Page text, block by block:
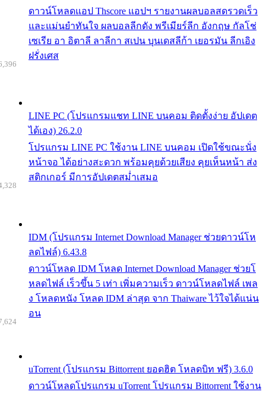
ดาวน์โหลดแอป Thscore แอปฯ รายงานผลบอลสดรวดเร็ว
และแม่นยำทันใจ ผลบอลลีกดัง พรีเมียร์ลีก อังกฤษ กัลโช่
เซเรีย อา อิตาลี ลาลีกา สเปน บุนเดสลีก้า เยอรมัน ลีกเอิง
ฝรั่งเศส
LINE PC (โปรแกรมแชท LINE บนคอม ติดตั้งง่าย อัปเดต
ได้เอง) 26.2.0
โปรแกรม LINE PC ใช้งาน LINE บนคอม เปิดใช้ขณะนั่ง
หน้าจอ ได้อย่างสะดวก พร้อมคุยด้วยเสียง คุยเห็นหน้า ส่ง
สติกเกอร์ มีการอัปเดตสม่ำเสมอ
IDM (โปรแกรม Internet Download Manager ช่วยดาวน์โห
ลดไฟล์) 6.43.8
ดาวน์โหลด IDM โหลด Internet Download Manager ช่วยโ
หลดไฟล์ เร็วขึ้น 5 เท่า เพิ่มความเร็ว ดาวน์โหลดไฟล์ เพล
ง โหลดหนัง โหลด IDM ล่าสุด จาก Thaiware ไว้ใจได้แน่น
อน
uTorrent (โปรแกรม Bittorrent ยอดฮิต โหลดบิท ฟรี) 3.6.0
ดาวน์โหลดโปรแกรม uTorrent โปรแกรม Bittorrent ใช้งาน